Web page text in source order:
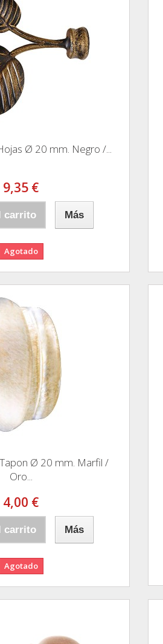
Ø 20 mm. Negro /...
9,35 €
carrito Más
Agotado
Ø 20 mm. Marfil /
Oro...
4,00 €
carrito Más
Agotado